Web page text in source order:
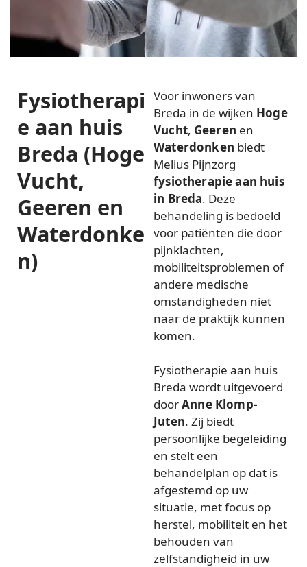
Fysiotherapi
e aan huis
Breda (Hoge
Vucht,
Geeren en
Waterdonke
n)
Voor inwoners van
Breda in de wijken Hoge
Vucht, Geeren en
Waterdonken biedt
Melius Pijnzorg
fysiotherapie aan huis
in Breda. Deze
behandeling is bedoeld
voor patiënten die door
pijnklachten,
mobiliteitsproblemen of
andere medische
omstandigheden niet
naar de praktijk kunnen
komen.
Fysiotherapie aan huis
Breda wordt uitgevoerd
doorAnne Klomp-
Juten. Zij biedt
persoonlijke begeleiding
en stelt een
behandelplan op dat is
afgestemd op uw
situatie, met focus op
herstel, mobiliteit en het
behouden van
zelfstandigheid in uw